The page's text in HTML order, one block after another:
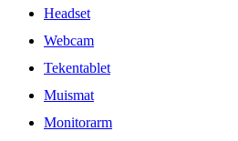
Headset
Webcam
Tekentablet
Muismat
Monitorarm